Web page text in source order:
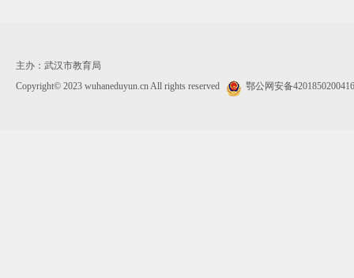
主办：武汉市教育局
Copyright© 2023 wuhaneduyun.cn All rights reserved
鄂公网安备